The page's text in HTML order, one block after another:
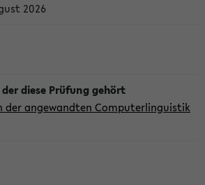
2026
der angewandten Computerlinguistik